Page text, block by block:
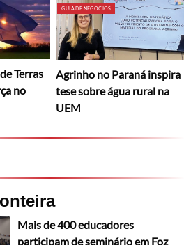
Terras
no
GUIA DE NEGÓCIOS
Agrinho no Paraná inspira
tese sobre água rural na
UEM
Mais de 400 educadores
participam de seminário em Foz